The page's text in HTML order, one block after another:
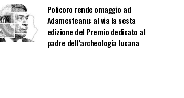
Policoro rende omaggio ad
Adamesteanu: al via la sesta
edizione del Premio dedicato al
padre dell’archeologia lucana